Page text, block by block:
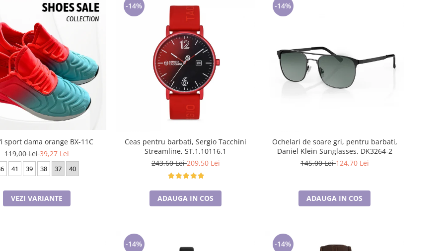
sport dama orange BX-11C
119,00 Lei39,27 Lei
41 39 38 37 40
VEZI VARIANTE
-14%
Ceas pentru barbati, Sergio Tacchini
Streamline, ST.1.10116.1
243,60 Lei209,50 Lei
ADAUGA IN COS
-14%
Ochelari de soare gri, pentru barbati,
Daniel Klein Sunglasses, DK3264-2
145,00 Lei124,70 Lei
ADAUGA IN COS
-14% -14%